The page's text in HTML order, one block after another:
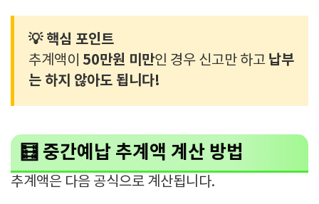
💡 핵심 포인트
추계액이 50만원 미만인 경우 신고만 하고 납부
는 하지 않아도 됩니다!
🧮 중간예납 추계액 계산 방법
추계액은 다음 공식으로 계산됩니다.